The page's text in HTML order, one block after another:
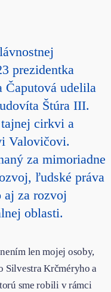
prezidentka
Čaputová udelila
Štúra III.
cirkvi a
Valovičovi.
za mimoriadne
ľudské práva
aj za rozvoj
oblasti.
len mojej osoby,
Silvestra Krčméryho a
sme robili v rámci